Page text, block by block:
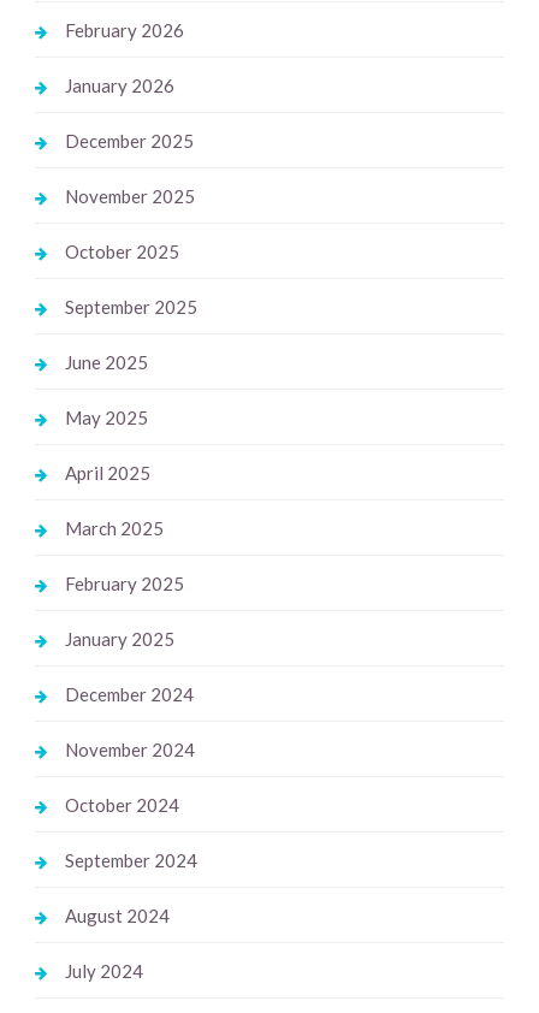
February 2026
January 2026
December 2025
November 2025
October 2025
September 2025
June 2025
May 2025
April 2025
March 2025
February 2025
January 2025
December 2024
November 2024
October 2024
September 2024
August 2024
July 2024